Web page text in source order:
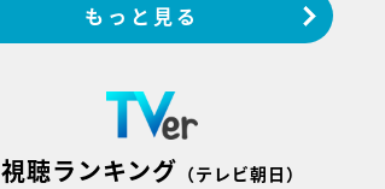
もっと見る
視聴ランキング （テレビ朝日）